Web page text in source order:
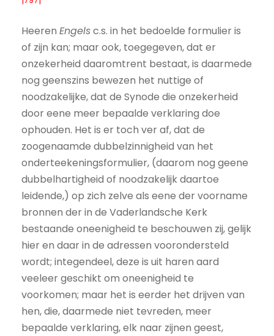
Heeren Engelsc.s. in het bedoelde formulier is
of zijn kan; maar ook, toegegeven, dat er
onzekerheid daaromtrent bestaat, is daarmede
nog geenszins bewezen het nuttige of
noodzakelijke, dat de Synode die onzekerheid
door eene meer bepaalde verklaring doe
ophouden. Het is er toch ver af, dat de
zoogenaamde dubbelzinnigheid van het
onderteekeningsformulier, (daarom nog geene
dubbelhartigheid of noodzakelijk daartoe
leidende,) op zich zelve als eene der voorname
bronnen der in de Vaderlandsche Kerk
bestaande oneenigheid te beschouwen zij, gelijk
hier en daar in de adressen voorondersteld
wordt; integendeel, deze is uit haren aard
veeleer geschikt om oneenigheid te
voorkomen; maar het is eerder het drijven van
hen, die, daarmede niet tevreden, meer
bepaalde verklaring, elk naar zijnen geest,